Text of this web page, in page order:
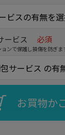
ービス 必須
ンで保護し損傷を防ぎま
お買物か